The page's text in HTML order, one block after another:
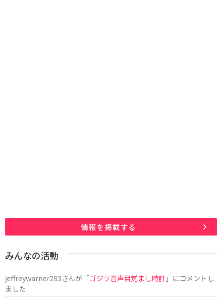
情報を掲載する
みんなの活動
jeffreywarner283さんが「ゴジラ音声目覚まし時計」にコメントし
ました